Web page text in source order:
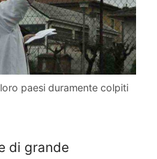
paesi duramente colpiti
di grande